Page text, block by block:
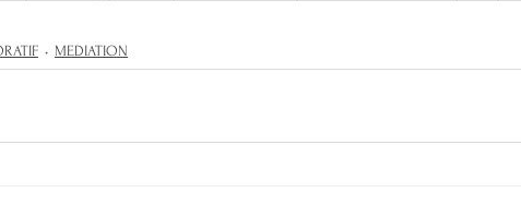
MEDIATION